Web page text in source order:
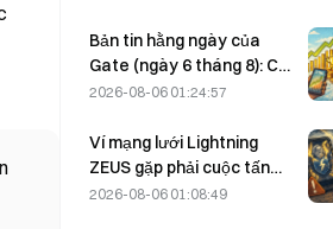
tăng 2%.
Bản tin hằng ngày của
Gate (ngày 6 tháng 8): Cổ
phiếu ưu đãi STRC của
Block nâng dự báo kết quả
kinh doanh cả năm 2026
2026-08-06 01:24:57
Ví mạng lưới Lightning
ZEUS gặp phải cuộc tấn
công và tạm thời ngừng
2026-08-06 01:08:49